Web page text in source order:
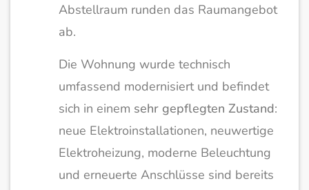
Abstellraum runden das Raumangebot
ab.
Die Wohnung wurde technisch
umfassend modernisiert und befindet
sich in einem sehr gepflegten Zustand:
neue Elektroinstallationen, neuwertige
Elektroheizung, moderne Beleuchtung
und erneuerte Anschlüsse sind bereits